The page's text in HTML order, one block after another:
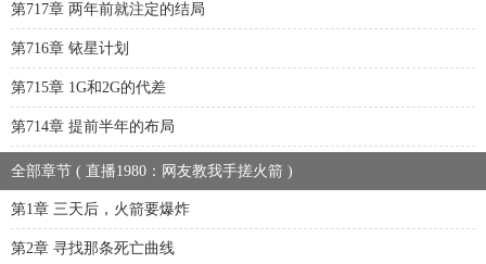
第717章 两年前就注定的结局
第716章 铱星计划
第715章 1G和2G的代差
第714章 提前半年的布局
全部章节 ( 直播1980：网友教我手搓火箭 )
第1章 三天后，火箭要爆炸
第2章 寻找那条死亡曲线